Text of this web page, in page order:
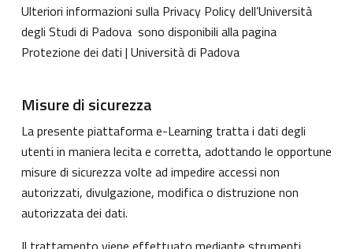
Ulteriori informazioni sulla Privacy Policy dell’Università
degli Studi di Padova sono disponibili alla pagina
Protezione dei dati | Università di Padova
Misure di sicurezza
La presente piattaforma e-Learning tratta i dati degli
utenti in maniera lecita e corretta, adottando le opportune
misure di sicurezza volte ad impedire accessi non
autorizzati, divulgazione, modifica o distruzione non
autorizzata dei dati.